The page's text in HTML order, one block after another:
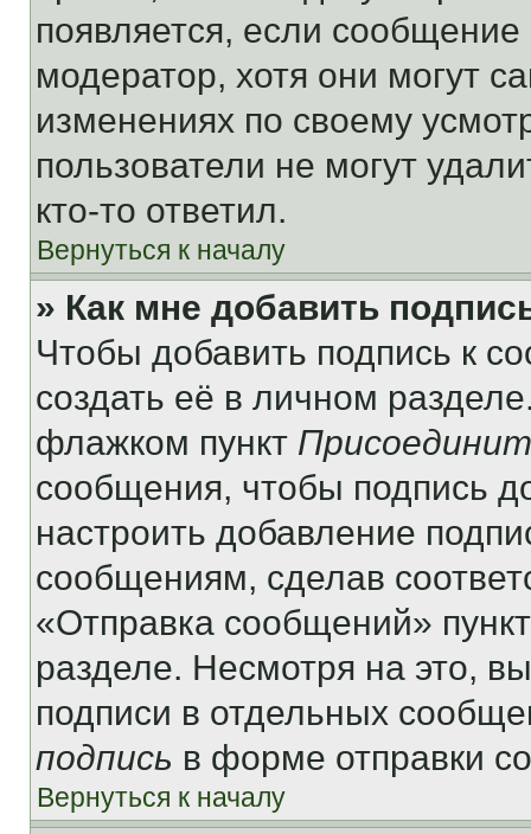
появляется, если
модератор, хотя они могут
изменениях по своему
пользователи не могут
кто-то ответил.
Вернуться к началу
» Как мне добавить
Чтобы добавить подпись к
создать её в личном
флажком пункт
сообщения, чтобы подпись
настроить добавление
сообщениям, сделав
«Отправка сообщений»
разделе. Несмотря на это,
подписи в отдельных
подпись в форме отправки
Вернуться к началу